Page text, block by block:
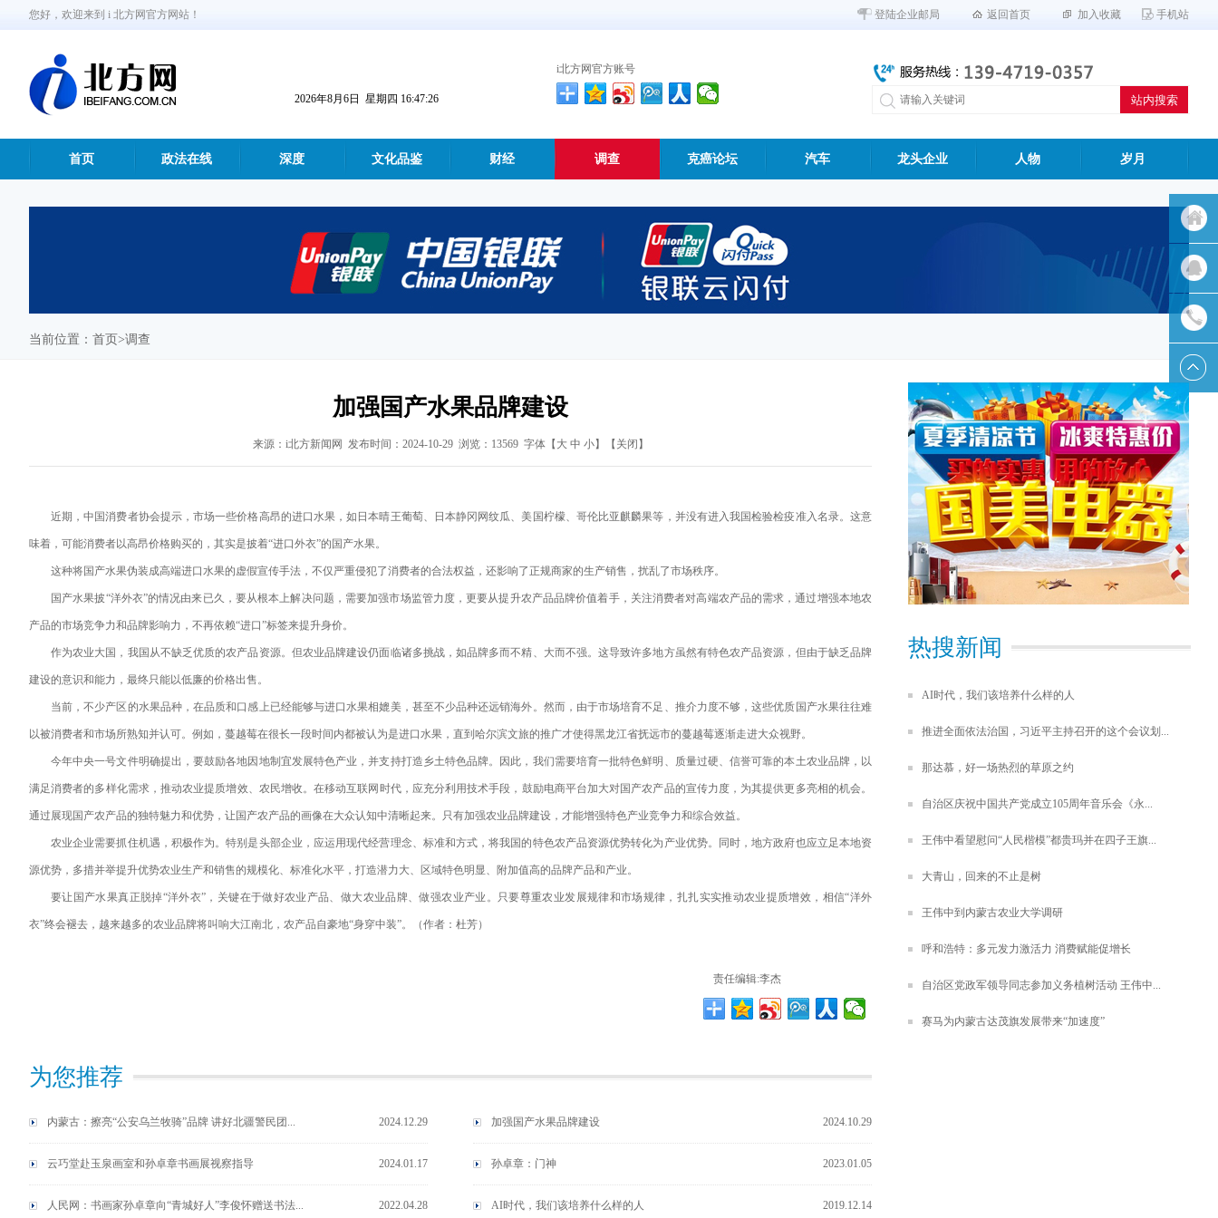
您好，欢迎来到 i 北方网官方网站！ 登陆企业邮局 返回首页 加入收藏 手机站
2026年8月6日 星期四 16:47:26
i北方网官方账号
首页 政法在线 深度 文化品鉴 财经 调查 克癌论坛 汽车 龙头企业 人物 岁月
当前位置： 首页 >调查
加强国产水果品牌建设
来源：i北方新闻网 发布时间：2024-10-29 浏览：13569 字体【 大 中 小】 【关闭】
近期，中国消费者协会提示，市场一些价格高昂的进口水果，如日本晴王葡萄、日本静冈网纹瓜、美国柠檬、哥伦比亚麒麟果等，并没有进入我国检验检疫准入名录。这意
味着，可能消费者以高昂价格购买的，其实是披着“进口外衣”的国产水果。
这种将国产水果伪装成高端进口水果的虚假宣传手法，不仅严重侵犯了消费者的合法权益，还影响了正规商家的生产销售，扰乱了市场秩序。
国产水果披“洋外衣”的情况由来已久，要从根本上解决问题，需要加强市场监管力度，更要从提升农产品品牌价值着手，关注消费者对高端农产品的需求，通过增强本地农
产品的市场竞争力和品牌影响力，不再依赖“进口”标签来提升身价。
作为农业大国，我国从不缺乏优质的农产品资源。但农业品牌建设仍面临诸多挑战，如品牌多而不精、大而不强。这导致许多地方虽然有特色农产品资源，但由于缺乏品牌
建设的意识和能力，最终只能以低廉的价格出售。
当前，不少产区的水果品种，在品质和口感上已经能够与进口水果相媲美，甚至不少品种还远销海外。然而，由于市场培育不足、推介力度不够，这些优质国产水果往往难
以被消费者和市场所熟知并认可。例如，蔓越莓在很长一段时间内都被认为是进口水果，直到哈尔滨文旅的推广才使得黑龙江省抚远市的蔓越莓逐渐走进大众视野。
今年中央一号文件明确提出，要鼓励各地因地制宜发展特色产业，并支持打造乡土特色品牌。因此，我们需要培育一批特色鲜明、质量过硬、信誉可靠的本土农业品牌，以
满足消费者的多样化需求，推动农业提质增效、农民增收。在移动互联网时代，应充分利用技术手段，鼓励电商平台加大对国产农产品的宣传力度，为其提供更多亮相的机会。
通过展现国产农产品的独特魅力和优势，让国产农产品的画像在大众认知中清晰起来。只有加强农业品牌建设，才能增强特色产业竞争力和综合效益。
农业企业需要抓住机遇，积极作为。特别是头部企业，应运用现代经营理念、标准和方式，将我国的特色农产品资源优势转化为产业优势。同时，地方政府也应立足本地资
源优势，多措并举提升优势农业生产和销售的规模化、标准化水平，打造潜力大、区域特色明显、附加值高的品牌产品和产业。
要让国产水果真正脱掉“洋外衣”，关键在于做好农业产品、做大农业品牌、做强农业产业。只要尊重农业发展规律和市场规律，扎扎实实推动农业提质增效，相信“洋外
衣”终会褪去，越来越多的农业品牌将叫响大江南北，农产品自豪地“身穿中装”。（作者：杜芳）
责任编辑:李杰
为您推荐
2024.12.29
内蒙古：擦亮“公安乌兰牧骑”品牌 讲好北疆警民团... 2024.10.29
加强国产水果品牌建设
2024.01.17
云巧堂赴玉泉画室和孙卓章书画展视察指导 2023.01.05
孙卓章：门神
2022.04.28
人民网：书画家孙卓章向“青城好人”李俊怀赠送书法... 2019.12.14
AI时代，我们该培养什么样的人
热搜新闻
AI时代，我们该培养什么样的人
推进全面依法治国，习近平主持召开的这个会议划...
那达慕，好一场热烈的草原之约
自治区庆祝中国共产党成立105周年音乐会《永...
王伟中看望慰问“人民楷模”都贵玛并在四子王旗...
大青山，回来的不止是树
王伟中到内蒙古农业大学调研
呼和浩特：多元发力激活力 消费赋能促增长
自治区党政军领导同志参加义务植树活动 王伟中...
赛马为内蒙古达茂旗发展带来“加速度”
返回首
页
QQ客服
联系我
们